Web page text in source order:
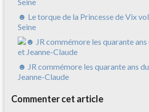
☻ Le torque de la Princesse de Vix
Seine
☻ JR commémore les quarante ans
Jeanne-Claude
Commenter cet article